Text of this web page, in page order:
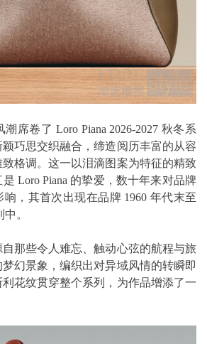
席卷了 Loro Piana 2026-2027 秋冬系
巧思交织融合，缔造阅历丰富的从容
格调。这一以泪滴图案为特征的精致
Loro Piana 的挚爱，数十年来对品牌
，其首次出现在品牌 1960 年代末至
。
那些令人难忘、触动心弦的航程与旅
幻景象，编织出对异域风情的转瞬即
花纹贯穿整个系列，为作品增添了一